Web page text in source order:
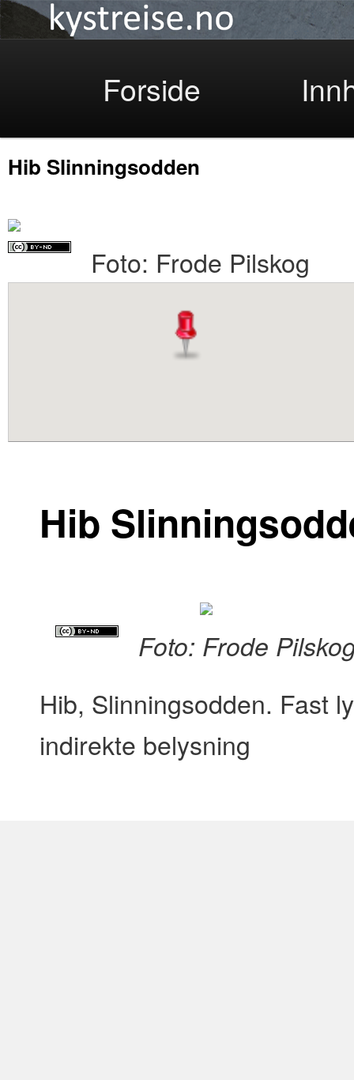
Skip
to
primary
Forside
Hib Slinningsodden
Foto: Frode Pilskog
Hib
Foto: Frode
Hib, Slinningsodden. Fast
indirekte belysning